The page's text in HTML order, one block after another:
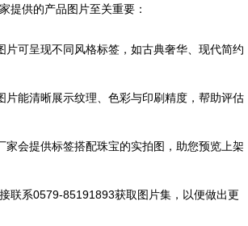
提供的产品图片至关重要：
片可呈现不同风格标签，如古典奢华、现代简约
片能清晰展示纹理、色彩与印刷精度，帮助评估
家会提供标签搭配珠宝的实拍图，助您预览上架
联系0579-85191893获取图片集，以便做出更